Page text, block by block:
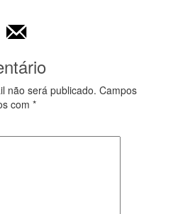
não será publicado. Campos
com *